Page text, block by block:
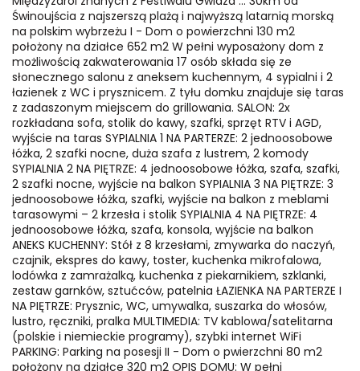
Świnoujścia z najszerszą plażą i najwyższą latarnią morską
na polskim wybrzeżu I - Dom o powierzchni 130 m2
położony na działce 652 m2 W pełni wyposażony dom z
możliwością zakwaterowania 17 osób składa się ze
słonecznego salonu z aneksem kuchennym, 4 sypialni i 2
łazienek z WC i prysznicem. Z tyłu domku znajduje się taras
z zadaszonym miejscem do grillowania. SALON: 2x
rozkładana sofa, stolik do kawy, szafki, sprzęt RTV i AGD,
wyjście na taras SYPIALNIA 1 NA PARTERZE: 2 jednoosobowe
łóżka, 2 szafki nocne, duża szafa z lustrem, 2 komody
SYPIALNIA 2 NA PIĘTRZE: 4 jednoosobowe łóżka, szafa, szafki,
2 szafki nocne, wyjście na balkon SYPIALNIA 3 NA PIĘTRZE: 3
jednoosobowe łóżka, szafki, wyjście na balkon z meblami
tarasowymi – 2 krzesła i stolik SYPIALNIA 4 NA PIĘTRZE: 4
jednoosobowe łóżka, szafa, konsola, wyjście na balkon
ANEKS KUCHENNY: Stół z 8 krzesłami, zmywarka do naczyń,
czajnik, ekspres do kawy, toster, kuchenka mikrofalowa,
lodówka z zamrażalką, kuchenka z piekarnikiem, szklanki,
zestaw garnków, sztućców, patelnia ŁAZIENKA NA PARTERZE I
NA PIĘTRZE: Prysznic, WC, umywalka, suszarka do włosów,
lustro, ręczniki, pralka MULTIMEDIA: TV kablowa/satelitarna
(polskie i niemieckie programy), szybki internet WiFi
PARKING: Parking na posesji II - Dom o pwierzchni 80 m2
położony na działce 320 m2 OPIS DOMU: W pełni